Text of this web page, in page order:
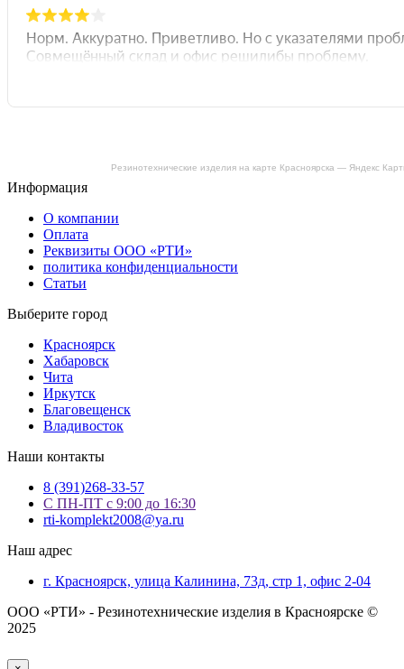
Резинотехнические изделия на карте Красноярска — Яндекс
Информация
О компании
Оплата
Реквизиты ООО «РТИ»
политика конфиденциальности
Статьи
Выберите город
Красноярск
Хабаровск
Чита
Иркутск
Благовещенск
Владивосток
Наши контакты
8 (391)268-33-57
С ПН-ПТ с 9:00 до 16:30
rti-komplekt2008@ya.ru
Наш адрес
г. Красноярск, улица Калинина, 73д, стр 1, офис 2-04
ООО «РТИ» - Резинотехнические изделия в Красноярске ©
2025